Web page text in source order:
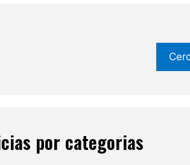
por categorias